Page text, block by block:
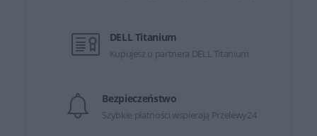
DELL Titanium
Kupujesz u partnera DELL Titanium
Bezpieczeństwo
Szybkie płatności wspierają Przelewy24